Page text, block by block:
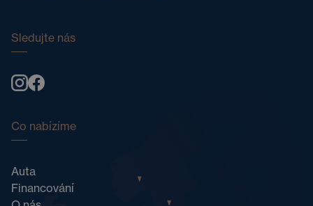
Sledujte nás
Co nabízíme
Auta
Financování